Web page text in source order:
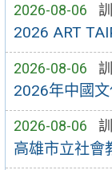
2026-08-06
2026 ART
2026-08-06
2026年中國文
2026-08-06
高雄市立社會